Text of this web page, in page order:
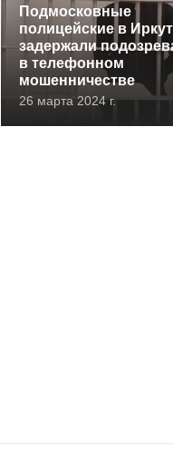
Подмосковные
полицейские в
задержали
в телефонном
мошенничестве
26 марта 2024 г.